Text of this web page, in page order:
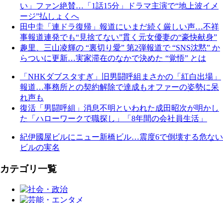
い」ファン絶賛…「1話15分」ドラマ主演で“地上波イメ
ージ”払しょくへ
田中圭「連ドラ復帰」報道にいまだ続く厳しい声…不祥
事報道連発でも“見捨てない”貫く元女優妻の“豪快献身”
趣里、三山凌輝の “裏切り愛” 第2弾報道で “SNS沈黙” か
らついに更新…実家滞在のなかで決めた “覚悟” とは
「NHKダブスタすぎ」旧男闘呼組まさかの「紅白出場」
報道…事務所との契約解除で達成もオファーの姿勢に呆
れ声も
復活「男闘呼組」消息不明といわれた成田昭次が明かし
た「ハローワークで職探し」「8年間の会社員生活」
紀伊國屋ビルにニュー新橋ビル…震度6で倒壊する危ない
ビルの実名
カテゴリ一覧